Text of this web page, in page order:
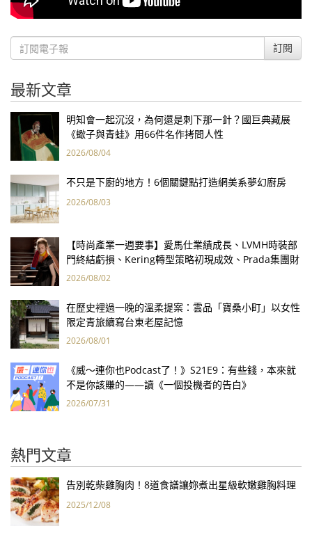
訂閱
最新文章
明知會一起沉沒，為何還是刺下那一針？國巨典藏展
《蠍子與青蛙》用66件名作拷問人性
2026/08/04
不只是下廚的地方！6個關鍵點打造網美系夢幻廚房
2026/08/03
【時尚產業一週要事】愛馬仕業績成長、LVMH時裝部
門終結虧損、Kering轉型策略初現成效、Prada集團財
報亮眼
2026/08/02
在歷史裡過一晚的溫柔提案：雲品「寶桑小町」以女性
限定青旅續寫台東老屋記憶
2026/08/01
《威～連你也Podcast了！》S21E9：有些錢，本來就
不是你該賺的——讀《一個投機者的告白》
2026/07/31
熱門文章
告別乾柴雞胸肉！8道食譜讓妳煮出星級軟嫩雞胸料理
2025/12/08